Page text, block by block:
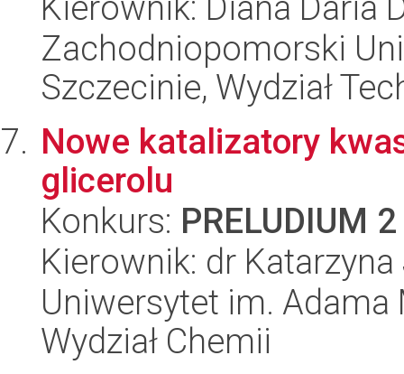
Zachodniopomorski
Szczecinie, Wydział
Nowe katalizatory
glicerolu
Konkurs: PRELUDIUM 2
Kierownik: dr
Uniwersytet im.
Wydział Chemii